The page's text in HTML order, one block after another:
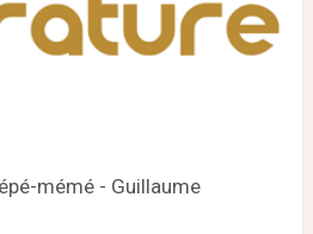
mémé - Guillaume